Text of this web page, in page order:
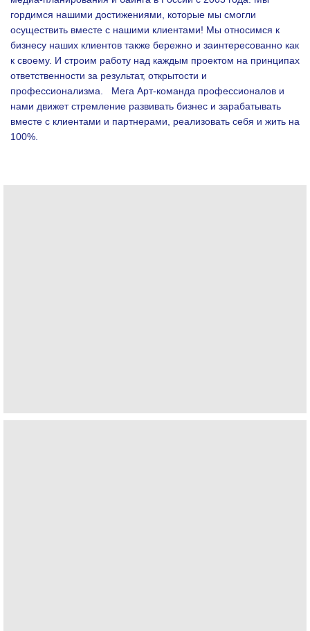
гордимся нашими достижениями, которые мы смогли
осуществить вместе с нашими клиентами! Мы относимся к
бизнесу наших клиентов также бережно и заинтересованно как
к своему. И строим работу над каждым проектом на принципах
ответственности за результат, открытости и
профессионализма. Мега Арт-команда профессионалов и
нами движет стремление развивать бизнес и зарабатывать
вместе с клиентами и партнерами, реализовать себя и жить на
100%.